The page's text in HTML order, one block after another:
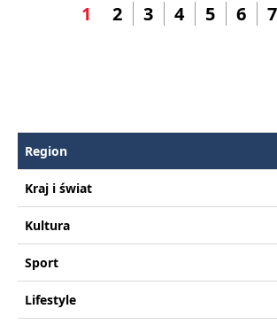
1 2 3 4 5 6 7
Region
Kraj i świat
Kultura
Sport
Lifestyle